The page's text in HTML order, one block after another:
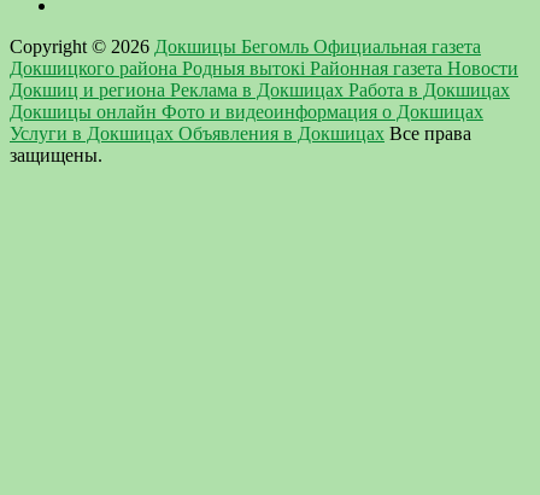
Copyright © 2026 Докшицы Бегомль Официальная газета
Докшицкого района Родныя вытокi Районная газета Новости
Докшиц и региона Реклама в Докшицах Работа в Докшицах
Докшицы онлайн Фото и видеоинформация о Докшицах
Услуги в Докшицах Объявления в Докшицах Все права
защищены.